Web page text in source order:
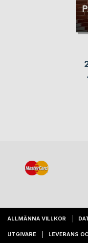
ALLMÄNNA VILLKOR
UTGIVARE LEVERANS